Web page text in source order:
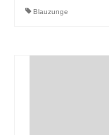
Blauzunge